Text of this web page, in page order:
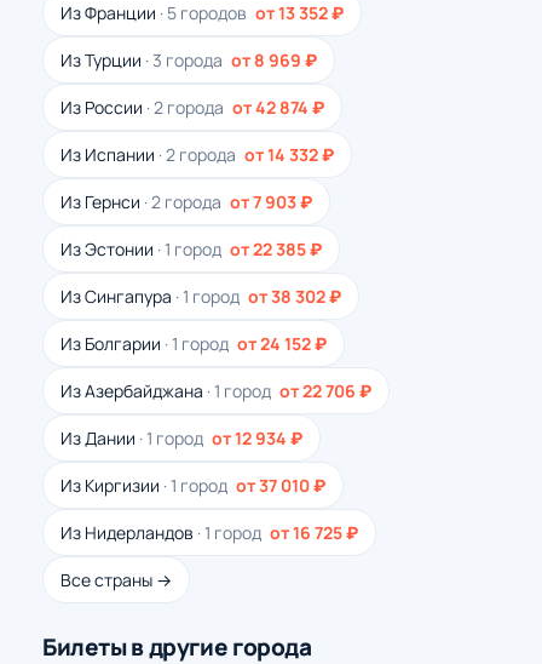
Из Франции · 5 городов от 13 352 ₽
Из Турции · 3 города от 8 969 ₽
Из России · 2 города от 42 874 ₽
Из Испании · 2 города от 14 332 ₽
Из Гернси · 2 города от 7 903 ₽
Из Эстонии · 1 город от 22 385 ₽
Из Сингапура · 1 город от 38 302 ₽
Из Болгарии · 1 город от 24 152 ₽
Из Азербайджана · 1 город от 22 706 ₽
Из Дании · 1 город от 12 934 ₽
Из Киргизии · 1 город от 37 010 ₽
Из Нидерландов · 1 город от 16 725 ₽
Все страны →
Билеты в другие города